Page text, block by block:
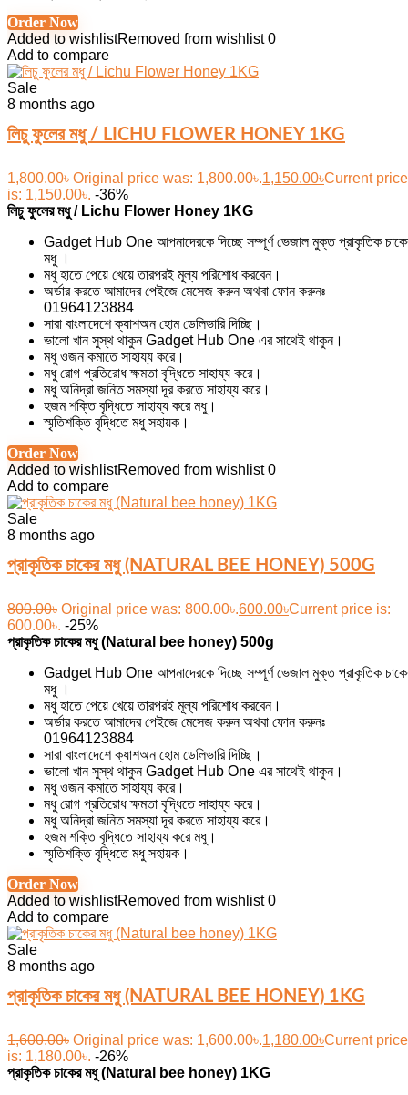
Order Now
Added to wishlistRemoved from wishlist 0
Add to compare
Sale
8 months ago
লিচু ফুলের মধু / LICHU FLOWER HONEY 1KG
1,800.00৳ Original price was: 1,800.00৳.1,150.00৳Current price
is: 1,150.00৳. -36%
লিচু ফুলের মধু / Lichu Flower Honey 1KG
Gadget Hub One আপনাদেরকে দিচ্ছে সম্পূর্ণ ভেজাল মুক্ত প্রাকৃতিক
মধু ।
মধু হাতে পেয়ে খেয়ে তারপরই মূল্য পরিশোধ করবেন।
অর্ডার করতে আমাদের পেইজে মেসেজ করুন অথবা ফোন করুনঃ
01964123884
সারা বাংলাদেশে ক্যাশঅন হোম ডেলিভারি দিচ্ছি।
ভালো খান সুস্থ থাকুন Gadget Hub One এর সাথেই থাকুন।
মধু ওজন কমাতে সাহায্য করে।
মধু রোগ প্রতিরোধ ক্ষমতা বৃদ্ধিতে সাহায্য করে।
মধু অনিদ্রা জনিত সমস্যা দূর করতে সাহায্য করে।
হজম শক্তি বৃদ্ধিতে সাহায্য করে মধু।
স্মৃতিশক্তি বৃদ্ধিতে মধু সহায়ক।
Order Now
Added to wishlistRemoved from wishlist 0
Add to compare
Sale
8 months ago
প্রাকৃতিক চাকের মধু (NATURAL BEE HONEY) 500G
800.00৳ Original price was: 800.00৳.600.00৳Current price is:
600.00৳. -25%
প্রাকৃতিক চাকের মধু (Natural bee honey) 500g
Gadget Hub One আপনাদেরকে দিচ্ছে সম্পূর্ণ ভেজাল মুক্ত প্রাকৃতিক
মধু ।
মধু হাতে পেয়ে খেয়ে তারপরই মূল্য পরিশোধ করবেন।
অর্ডার করতে আমাদের পেইজে মেসেজ করুন অথবা ফোন করুনঃ
01964123884
সারা বাংলাদেশে ক্যাশঅন হোম ডেলিভারি দিচ্ছি।
ভালো খান সুস্থ থাকুন Gadget Hub One এর সাথেই থাকুন।
মধু ওজন কমাতে সাহায্য করে।
মধু রোগ প্রতিরোধ ক্ষমতা বৃদ্ধিতে সাহায্য করে।
মধু অনিদ্রা জনিত সমস্যা দূর করতে সাহায্য করে।
হজম শক্তি বৃদ্ধিতে সাহায্য করে মধু।
স্মৃতিশক্তি বৃদ্ধিতে মধু সহায়ক।
Order Now
Added to wishlistRemoved from wishlist 0
Add to compare
Sale
8 months ago
প্রাকৃতিক চাকের মধু (NATURAL BEE HONEY) 1KG
1,600.00৳ Original price was: 1,600.00৳.1,180.00৳Current price
is: 1,180.00৳. -26%
প্রাকৃতিক চাকের মধু (Natural bee honey) 1KG